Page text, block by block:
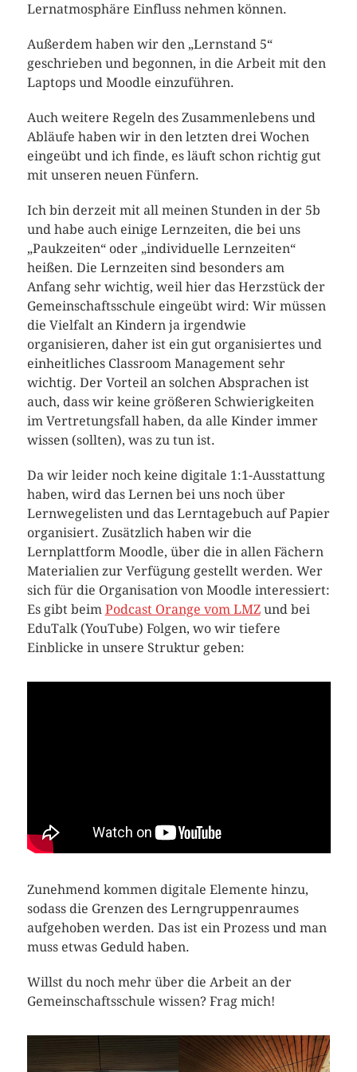
Lernatmosphäre Einfluss nehmen können.
Außerdem haben wir den „Lernstand 5“
geschrieben und begonnen, in die Arbeit mit den
Laptops und Moodle einzuführen.
Auch weitere Regeln des Zusammenlebens und
Abläufe haben wir in den letzten drei Wochen
eingeübt und ich finde, es läuft schon richtig gut
mit unseren neuen Fünfern.
Ich bin derzeit mit all meinen Stunden in der 5b
und habe auch einige Lernzeiten, die bei uns
„Paukzeiten“ oder „individuelle Lernzeiten“
heißen. Die Lernzeiten sind besonders am
Anfang sehr wichtig, weil hier das Herzstück der
Gemeinschaftsschule eingeübt wird: Wir müssen
die Vielfalt an Kindern ja irgendwie
organisieren, daher ist ein gut organisiertes und
einheitliches Classroom Management sehr
wichtig. Der Vorteil an solchen Absprachen ist
auch, dass wir keine größeren Schwierigkeiten
im Vertretungsfall haben, da alle Kinder immer
wissen (sollten), was zu tun ist.
Da wir leider noch keine digitale 1:1-Ausstattung
haben, wird das Lernen bei uns noch über
Lernwegelisten und das Lerntagebuch auf Papier
organisiert. Zusätzlich haben wir die
Lernplattform Moodle, über die in allen Fächern
Materialien zur Verfügung gestellt werden. Wer
sich für die Organisation von Moodle interessiert:
Es gibt beim Podcast Orange vom LMZund bei
EduTalk (YouTube) Folgen, wo wir tiefere
Einblicke in unsere Struktur geben:
Zunehmend kommen digitale Elemente hinzu,
sodass die Grenzen des Lerngruppenraumes
aufgehoben werden. Das ist ein Prozess und man
muss etwas Geduld haben.
Willst du noch mehr über die Arbeit an der
Gemeinschaftsschule wissen? Frag mich!